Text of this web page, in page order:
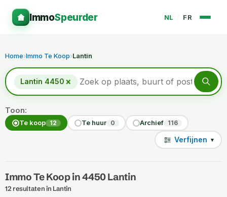
ImmoSpeurder NL FR
Home›Immo Te Koop›Lantin
Lantin 4450 ×
Toon:
Te koop 12 Te huur 0 Archief 116
Verfijnen ▾
Immo Te Koop in 4450 Lantin
12 resultaten in Lantin